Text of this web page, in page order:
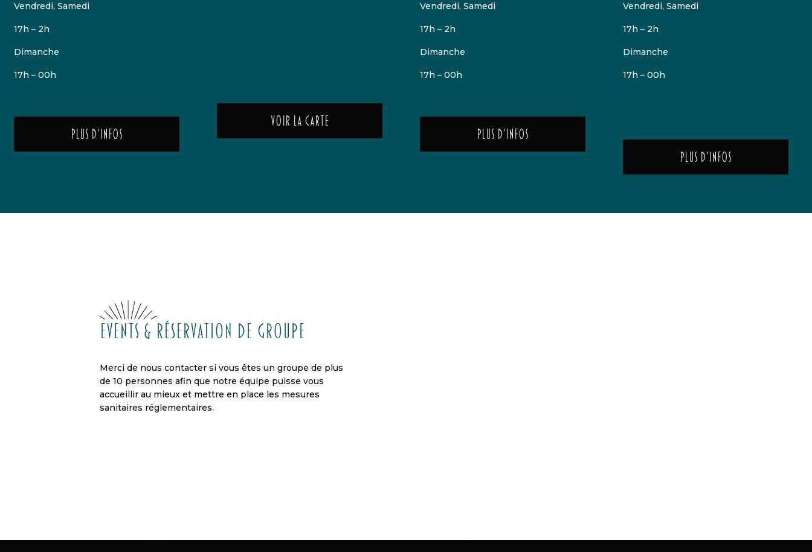
Vendredi, Samedi
17h – 2h
Dimanche
17h – 00h
Plus d'infos
Voir la carte
Vendredi, Samedi
17h – 2h
Dimanche
17h – 00h
Plus d'infos
Vendredi, Samedi
17h – 2h
Dimanche
17h – 00h
Plus d'infos
Events & réservation de groupe
Merci de nous contacter si vous êtes un groupe de plus
de 10 personnes afin que notre équipe puisse vous
accueillir au mieux et mettre en place les mesures
sanitaires réglementaires.